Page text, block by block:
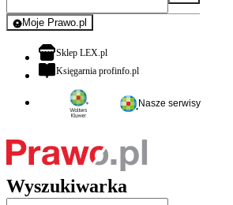
Moje Prawo.pl
- rejestracja i logowanie do serwisu
Sklep LEX.plotwiera się w nowej karcie
Księgarnia profinfo.plotwiera się w nowej karcie
Nasze serwisy
Wyszukiwarka